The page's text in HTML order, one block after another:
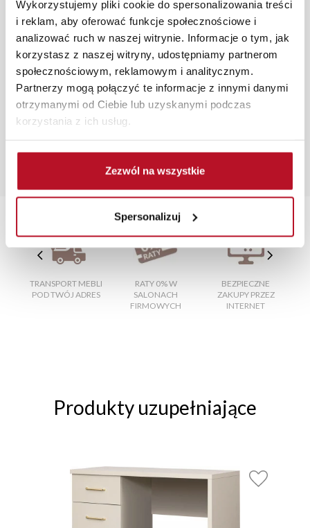
Wykorzystujemy pliki cookie do spersonalizowania treści
i reklam, aby oferować funkcje społecznościowe i
analizować ruch w naszej witrynie. Informacje o tym, jak
korzystasz z naszej witryny, udostępniamy partnerom
społecznościowym, reklamowym i analitycznym.
Partnerzy mogą połączyć te informacje z innymi danymi
otrzymanymi od Ciebie lub uzyskanymi podczas
korzystania z ich usług.
Zezwól na wszystkie
Spersonalizuj
roboczych, również na terenie całego kraju. Wszystkie
zamówienia powyżej 1000 zł dostarczamy gratis
niezależnie od miejsca złożenia zamówienia.
Zdjęcia produktów mają charakter poglądowy.
Rzeczywiste kolory i struktura materiałów mogą różnić
się od widocznych na ekranie, zależnie od ustawień
monitora, rodzaju wyświetlacza i oświetlenia.
Popularne wyszukiwania:
szafki narożne do salonu|kuchnia zabudowana
tanie szafy z lustrem|stoliczki do salonu
TRANSPORT MEBLI
POD TWÓJ ADRES
RATY 0% W
SALONACH
FIRMOWYCH
BEZPIECZNE
ZAKUPY PRZEZ
INTERNET
Produkty uzupełniające